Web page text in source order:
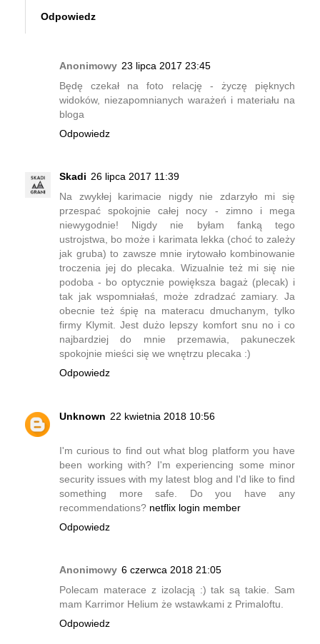
Odpowiedz
Anonimowy 23 lipca 2017 23:45
Będę czekał na foto relację - życzę pięknych
widoków, niezapomnianych warażeń i materiału na
bloga
Odpowiedz
Skadi 26 lipca 2017 11:39
Na zwykłej karimacie nigdy nie zdarzyło mi się
przespać spokojnie całej nocy - zimno i mega
niewygodnie! Nigdy nie byłam fanką tego
ustrojstwa, bo może i karimata lekka (choć to zależy
jak gruba) to zawsze mnie irytowało kombinowanie
troczenia jej do plecaka. Wizualnie też mi się nie
podoba - bo optycznie powiększa bagaż (plecak) i
tak jak wspomniałaś, może zdradzać zamiary. Ja
obecnie też śpię na materacu dmuchanym, tylko
firmy Klymit. Jest dużo lepszy komfort snu no i co
najbardziej do mnie przemawia, pakuneczek
spokojnie mieści się we wnętrzu plecaka :)
Odpowiedz
Unknown 22 kwietnia 2018 10:56
I'm curious to find out what blog platform you have
been working with? I'm experiencing some minor
security issues with my latest blog and I'd like to find
something more safe. Do you have any
recommendations? netflix login member
Odpowiedz
Anonimowy 6 czerwca 2018 21:05
Polecam materace z izolacją :) tak są takie. Sam
mam Karrimor Helium że wstawkami z Primaloftu.
Odpowiedz